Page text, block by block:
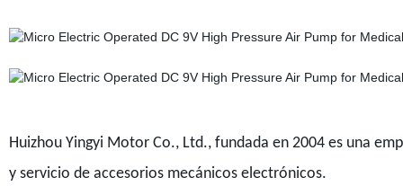
Huizhou Yingyi Motor Co., Ltd., fundada en 2004 es una
y servicio de accesorios mecánicos electrónicos.